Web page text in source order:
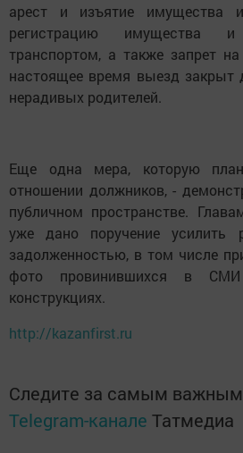
арест и изъятие имущества
регистрацию имущества
транспортом, а также запрет
настоящее время выезд закрыт
нерадивых родителей.
Еще одна мера, которую
отношении должников, -
публичном пространстве.
уже дано поручение усилить
задолженностью, в том числе
фото провинившихся в
конструкциях.
http://kazanfirst.ru
Следите за самым
Telegram-канале Татмедиа